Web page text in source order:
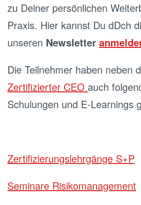
zu Deiner persönlichen
Praxis. Hier kannst Du dDch
unseren Newsletter
Die Teilnehmer haben neben
Zertifizierter CEO auch
Schulungen und E-Learnings
Zertifizierungslehrgänge S+P
Seminare Risikomanagement